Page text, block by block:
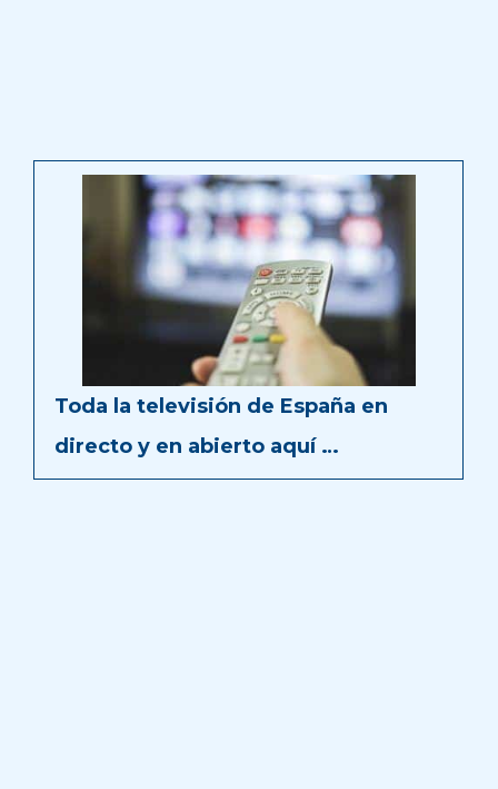
Toda la televisión de España en
directo y en abierto aquí …